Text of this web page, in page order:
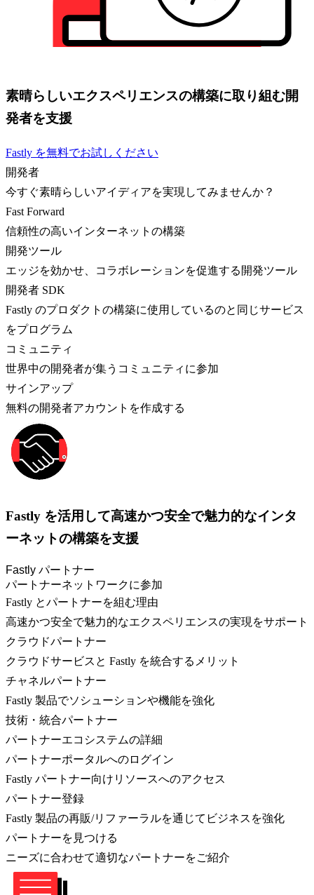
素晴らしいエクスペリエンスの構築に取り組む開
発者を支援
Fastly を無料でお試しください
開発者
今すぐ素晴らしいアイディアを実現してみませんか？
Fast Forward
信頼性の高いインターネットの構築
開発ツール
エッジを効かせ、コラボレーションを促進する開発ツール
開発者 SDK
Fastly のプロダクトの構築に使用しているのと同じサービス
をプログラム
コミュニティ
世界中の開発者が集うコミュニティに参加
サインアップ
無料の開発者アカウントを作成する
Fastly を活用して高速かつ安全で魅力的なインタ
ーネットの構築を支援
Fastly パートナー
パートナーネットワークに参加
Fastly とパートナーを組む理由
高速かつ安全で魅力的なエクスペリエンスの実現をサポート
クラウドパートナー
クラウドサービスと Fastly を統合するメリット
チャネルパートナー
Fastly 製品でソシューションや機能を強化
技術・統合パートナー
パートナーエコシステムの詳細
パートナーポータルへのログイン
Fastly パートナー向けリソースへのアクセス
パートナー登録
Fastly 製品の再販/リファーラルを通じてビジネスを強化
パートナーを見つける
ニーズに合わせて適切なパートナーをご紹介